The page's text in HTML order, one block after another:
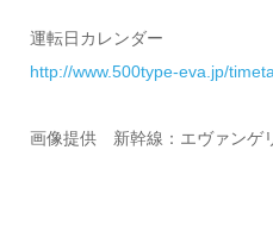
運転日カレンダー
http://www.500type-eva.jp/
画像提供 新幹線：エヴァンゲ